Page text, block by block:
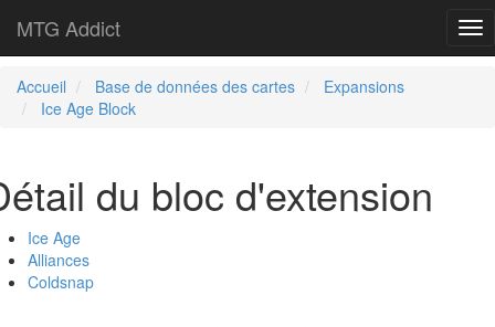
MTG Addict
Accueil Base de données des cartes
Expansions
Ice Age Block
du bloc d'extension
Ice Age
Alliances
Coldsnap